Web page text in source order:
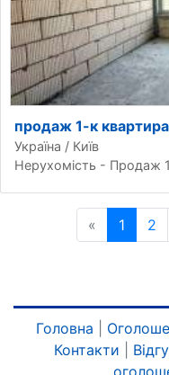
продаж 1-к
Україна / Київ
Нерухомість - Продаж
« 1 2
Головна
Контакти